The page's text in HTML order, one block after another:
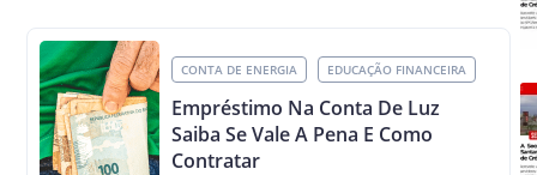
CONTA DE ENERGIA EDUCAÇÃO FINANCEIRA
Empréstimo Na Conta De Luz
Saiba Se Vale A Pena E Como
Contratar